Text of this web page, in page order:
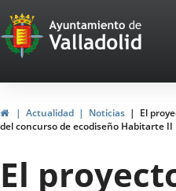
Portal
Web
del
de
Valladolid
InicioActualidad Noticias
El
del concurso de ecodiseño Habitarte II
El